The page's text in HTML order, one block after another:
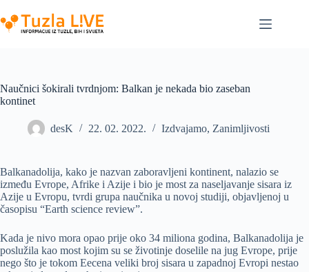
to
content
Naučnici šokirali tvrdnjom: Balkan je nekada bio zaseban
kontinet
desK 22. 02. 2022. Izdvajamo, Zanimljivosti
Balkanadolija, kako je nazvan zaboravljeni kontinent, nalazio se
između Evrope, Afrike i Azije i bio je most za naseljavanje sisara iz
Azije u Evropu, tvrdi grupa naučnika u novoj studiji, objavljenoj u
časopisu “Earth science review”.
Kada je nivo mora opao prije oko 34 miliona godina, Balkanadolija je
poslužila kao most kojim su se životinje doselile na jug Evrope, prije
nego što je tokom Eecena veliki broj sisara u zapadnoj Evropi nestao